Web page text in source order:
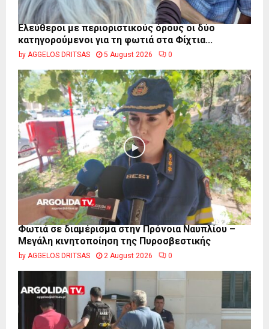
Ελεύθεροι με περιοριστικούς όρους οι δύο
κατηγορούμενοι για τη φωτιά στα Φίχτια...
by AGGELOS DRITSAS 5 August 2026 0
Φωτιά σε διαμέρισμα στην Πρόνοια Ναυπλίου –
Μεγάλη κινητοποίηση της Πυροσβεστικής
by AGGELOS DRITSAS 2 August 2026 0